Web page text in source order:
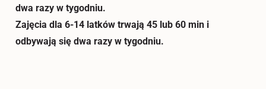
dwa razy w tygodniu.
Zajęcia dla 6-14 latków trwają 45 lub 60 min i
odbywają się dwa razy w tygodniu.